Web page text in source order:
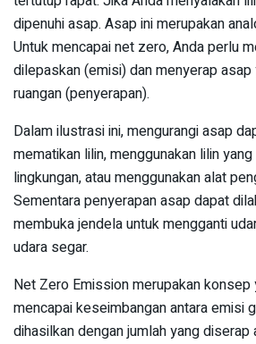
dipenuhi asap. Asap ini merupakan
Untuk mencapai net zero, Anda perlu
dilepaskan (emisi) dan menyerap
ruangan (penyerapan).
Dalam ilustrasi ini, mengurangi asap
mematikan lilin, menggunakan lilin
lingkungan, atau menggunakan alat
Sementara penyerapan asap dapat
membuka jendela untuk mengganti
udara segar.
Net Zero Emission merupakan konsep
mencapai keseimbangan antara emisi
dihasilkan dengan jumlah yang diserap